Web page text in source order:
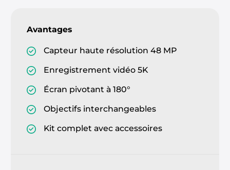
Avantages
Capteur haute résolution 48 MP
Enregistrement vidéo 5K
Écran pivotant à 180°
Objectifs interchangeables
Kit complet avec accessoires